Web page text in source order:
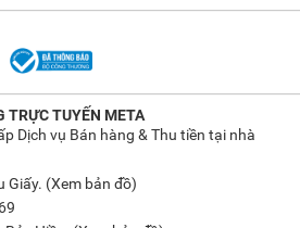
TRỰC TUYẾN META
Dịch vụ Bán hàng & Thu tiền tại nhà
Giấy. (Xem bản đồ)